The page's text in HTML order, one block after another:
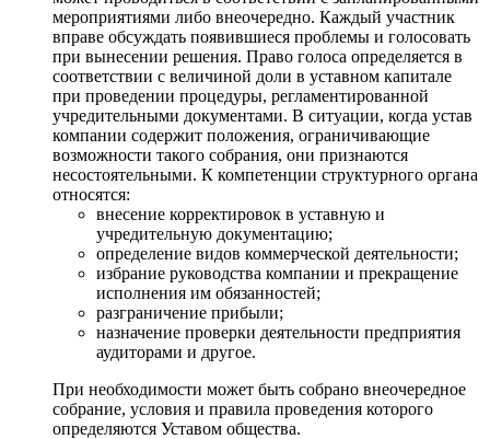
мероприятиями либо внеочередно. Каждый участник
вправе обсуждать появившиеся проблемы и голосовать
при вынесении решения. Право голоса определяется в
соответствии с величиной доли в уставном капитале
при проведении процедуры, регламентированной
учредительными документами. В ситуации, когда устав
компании содержит положения, ограничивающие
возможности такого собрания, они признаются
несостоятельными. К компетенции структурного органа
относятся:
внесение корректировок в уставную и
учредительную документацию;
определение видов коммерческой деятельности;
избрание руководства компании и прекращение
исполнения им обязанностей;
разграничение прибыли;
назначение проверки деятельности предприятия
аудиторами и другое.
При необходимости может быть собрано внеочередное
собрание, условия и правила проведения которого
определяются Уставом общества.